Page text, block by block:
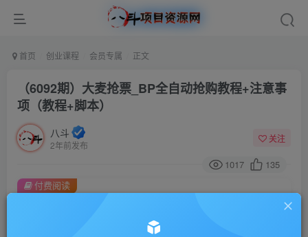
首页 创业课程 会员专属 正文
（6092期）大麦抢票_BP全自动抢购教程+注意事
项（教程+脚本）
八斗
2年前发布
关注
1017 135
此内容为付费阅读，请付费后查看
付费阅读